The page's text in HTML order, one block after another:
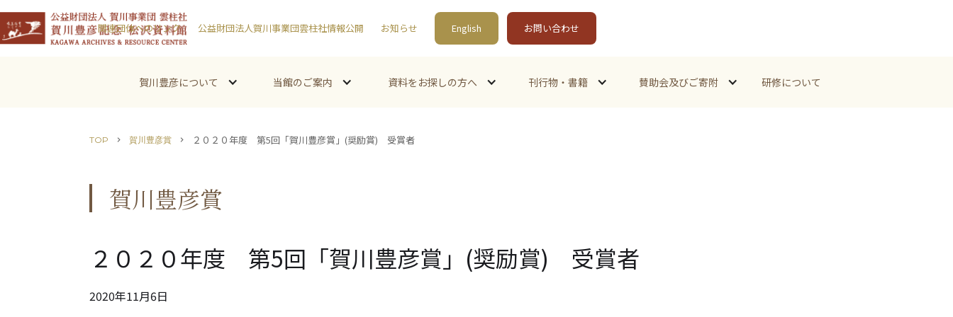
関連団体へのリンク 公益財団法人賀川事業団雲柱社情報公開 お知らせ English お問い合わせ
賀川豊彦について 当館のご案内 資料をお探しの方へ 刊行物・書籍 賛助会及びご寄附 研修について
TOP chevron_right 賀川豊彦賞 chevron_right ２０２０年度 第5回「賀川豊彦賞」(奨励賞) 受賞者
賀川豊彦賞
２０２０年度 第5回「賀川豊彦賞」(奨励賞) 受賞者
2020年11月6日